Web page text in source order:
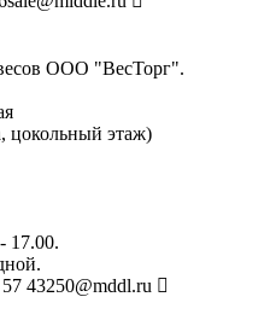
ООО "ВесТорг".
цокольный этаж)
17.00.
43250@mddl.ru